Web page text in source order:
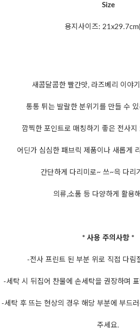
Size
용지사이즈:
새콤달콤한 빨간맛, 라즈베리 이야
통통 튀는 발랄한 분위기를 만들 수
깜찍한 포인트로 매칭하기 좋은 전사
어딘가 심심한 패브릭 제품이나 새롭게
간단하게 다리미로~ 쓰~윽 다리
의류,소품 등 다양하게 활용
* 사용 주의사항 *
-전사 프린트 된 부분 위로 직접 다림
-세탁 시 뒤집어 찬물에 손세탁을 권장하며
-세탁 후 뜨는 현상의 경우 해당 부분에 부드
주세요.